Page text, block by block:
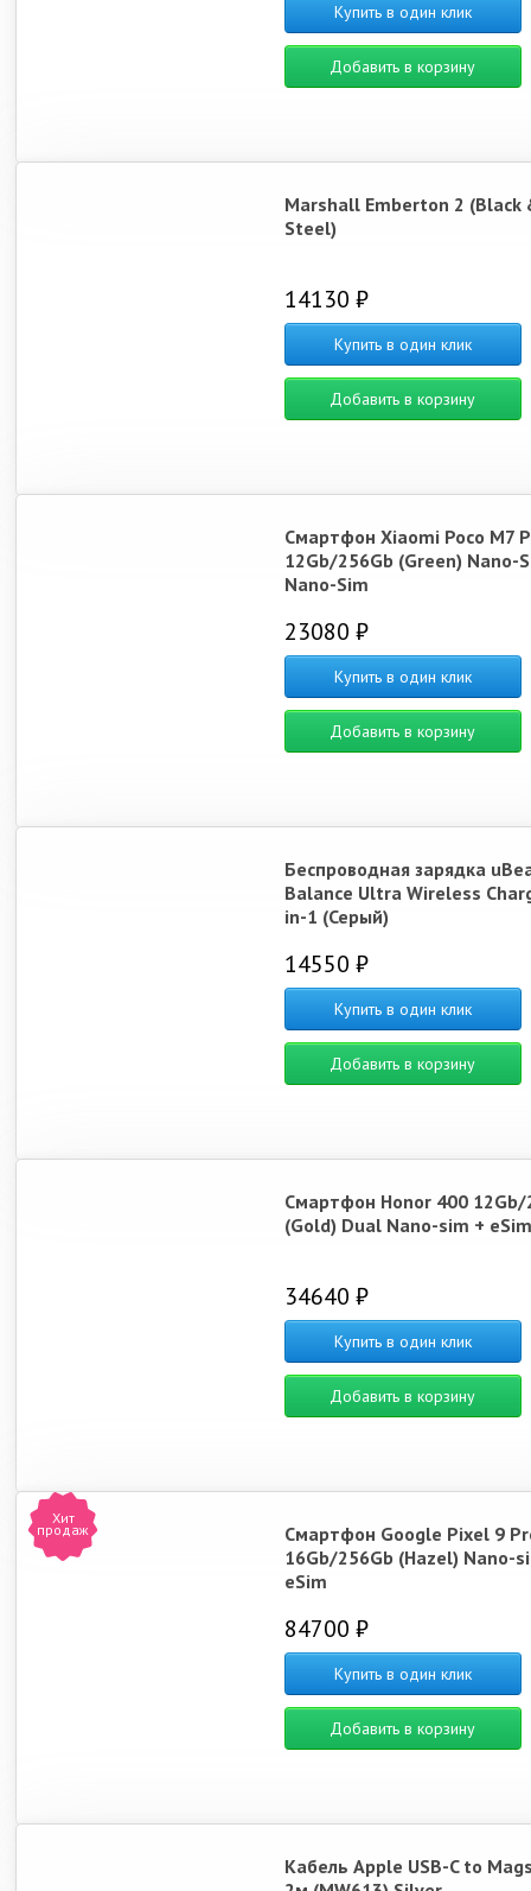
Купить в один клик
Добавить в корзину
Marshall Emberton 2 (Black
Steel)
14130 ₽
Купить в один клик
Добавить в корзину
Смартфон Xiaomi Poco M7
12Gb/256Gb (Green) Nano-
Nano-Sim
23080 ₽
Купить в один клик
Добавить в корзину
Беспроводная зарядка
Balance Ultra Wireless
in-1 (Серый)
14550 ₽
Купить в один клик
Добавить в корзину
Смартфон Honor 400 12Gb/
(Gold) Dual Nano-sim + eSim
34640 ₽
Купить в один клик
Добавить в корзину
Хит
продаж
Смартфон Google Pixel 9
16Gb/256Gb (Hazel) Nano-
eSim
84700 ₽
Купить в один клик
Добавить в корзину
Кабель Apple USB-C to